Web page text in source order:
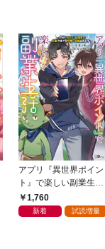
アプリ『異世界ポイン
ト』で楽しい副業生
活 〜貯めたポイント
は現実でお金や様々な
1,760
新着 試読増量